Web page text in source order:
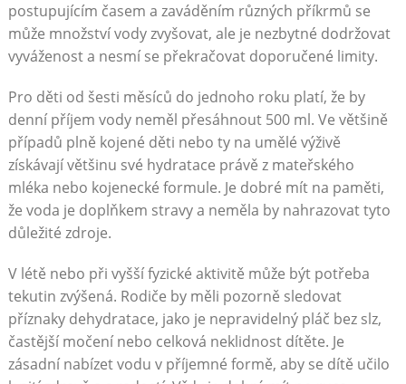
postupujícím časem a zaváděním různých příkrmů se
může množství vody zvyšovat, ale je nezbytné dodržovat
vyváženost a nesmí se překračovat doporučené limity.
Pro děti od šesti měsíců do jednoho roku platí, že by
denní příjem vody neměl přesáhnout 500 ml. Ve většině
případů plně kojené děti nebo ty na umělé výživě
získávají většinu své hydratace právě z mateřského
mléka nebo kojenecké formule. Je dobré mít na paměti,
že voda je doplňkem stravy a neměla by nahrazovat tyto
důležité zdroje.
V létě nebo při vyšší fyzické aktivitě může být potřeba
tekutin zvýšená. Rodiče by měli pozorně sledovat
příznaky dehydratace, jako je nepravidelný pláč bez slz,
častější močení nebo celková neklidnost dítěte. Je
zásadní nabízet vodu v příjemné formě, aby se dítě učilo